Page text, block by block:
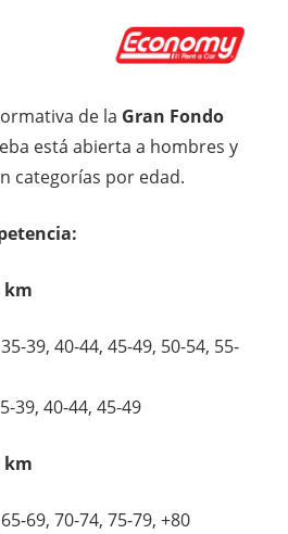
de la Gran Fondo
está abierta a hombres y
categorías por edad.
:
km
39, 40-44, 45-49, 50-54, 55-
39, 40-44, 45-49
km
69, 70-74, 75-79, +80